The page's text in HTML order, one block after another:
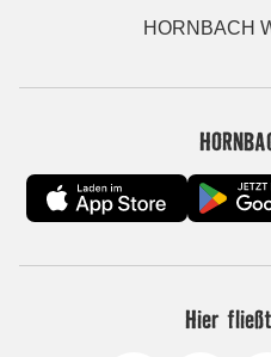
HORNBACH
Hier